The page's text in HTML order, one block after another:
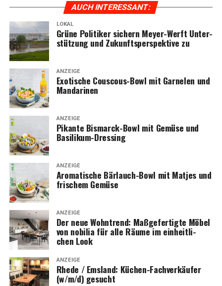
AUCH INTER­ES­SANT:
LOKAL
Grü­ne Poli­ti­ker sichern Mey­er-Werft Unter­
stüt­zung und Zukunfts­per­spek­ti­ve zu
ANZEIGE
Exo­ti­sche Cous­cous-Bowl mit Gar­ne­len und
Mandarinen
ANZEIGE
Pikan­te Bis­marck-Bowl mit Gemü­se und
Basilikum-Dressing
ANZEIGE
Aro­ma­ti­sche Bär­lauch-Bowl mit Mat­jes und
fri­schem Gemüse
ANZEIGE
Der neue Wohn­trend: Maß­ge­fer­tig­te Möbel
von nobi­lia für alle Räu­me im ein­heit­li­
chen Look
ANZEIGE
Rhe­de / Ems­land: Küchen-Fach­ver­käu­fer
(w/m/d) gesucht